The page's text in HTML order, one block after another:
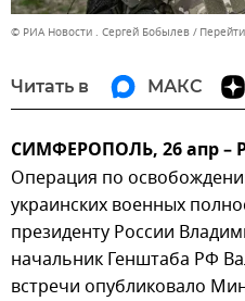
© РИА Новости . Сергей Бобылев
Читать в МАКС
СИМФЕРОПОЛЬ, 26 апр –
Операция по
украинских военных
президенту России
начальник Генштаба РФ
встречи опубликовало